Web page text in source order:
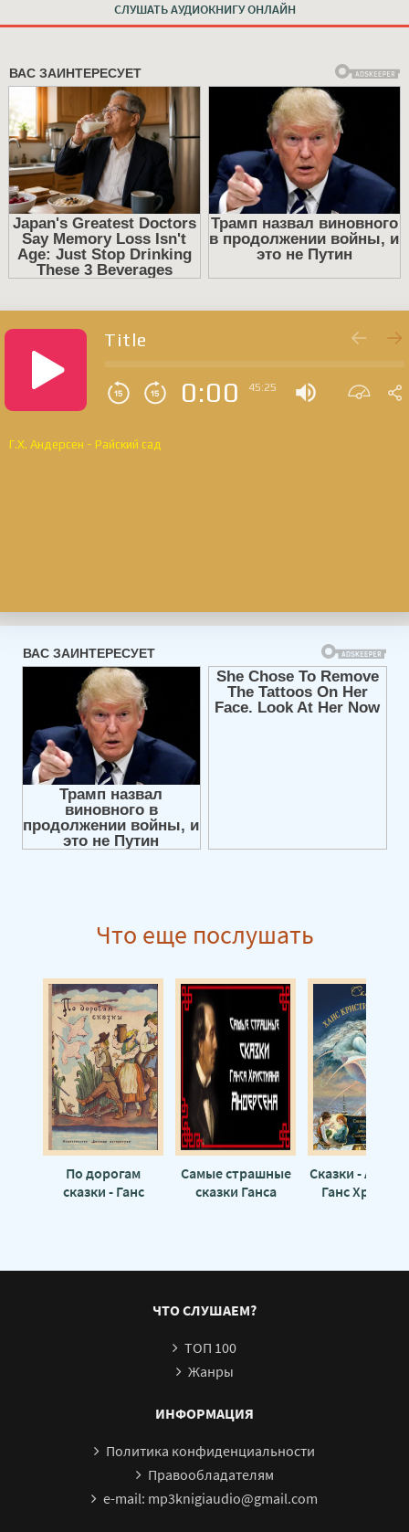
СЛУШАТЬ АУДИОКНИГУ ОНЛАЙН
Title
0:00 45:25
Г.Х. Андерсен - Райский сад
Что еще послушать
По дорогам
сказки - Ганс
Самые страшные
сказки Ганса
Сказки -
Ганс
ЧТО СЛУШАЕМ?
ТОП 100
Жанры
ИНФОРМАЦИЯ
Политика конфиденциальности
Правообладателям
e-mail: mp3knigiaudio@gmail.com